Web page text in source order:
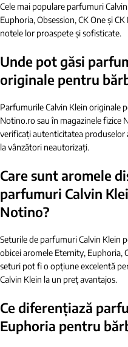
Cele mai populare parfumuri
Euphoria, Obsession, CK One și
notele lor proaspete și sofisticate.
Unde pot găsi
originale pentru
Parfumurile Calvin Klein originale
Notino.ro sau în magazinele fizice
verificați autenticitatea produselor
la vânzători neautorizați.
Care sunt aromele
parfumuri Calvin
Notino?
Seturile de parfumuri Calvin Klein
obicei aromele Eternity, Euphoria,
seturi pot fi o opțiune excelentă
Calvin Klein la un preț avantajos.
Ce diferențiază
Euphoria pentru